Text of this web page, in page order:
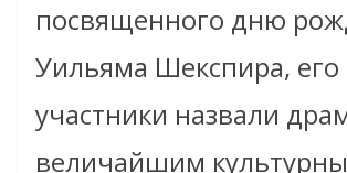
посвященного дню
Уильяма Шекспира, его
участники назвали
величайшим